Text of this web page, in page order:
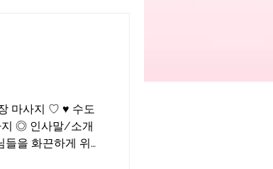
마사지 ♡ ♥ 수도
지 ◎ 인사말/소개